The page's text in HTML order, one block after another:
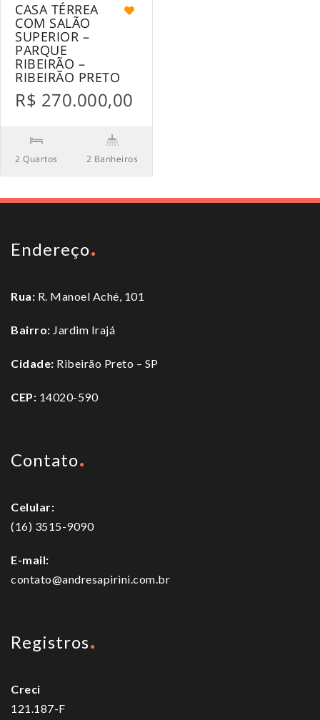
CASA TÉRREA
COM SALÃO
SUPERIOR –
PARQUE
RIBEIRÃO –
RIBEIRÃO PRETO
R$ 270.000,00
2 Quartos 2 Banheiros
Endereço
Rua: R. Manoel Aché, 101
Bairro: Jardim Irajá
Cidade: Ribeirão Preto – SP
CEP: 14020-590
Contato
Celular:
(16) 3515-9090
E-mail:
contato@andresapirini.com.br
Registros
Creci
121.187-F